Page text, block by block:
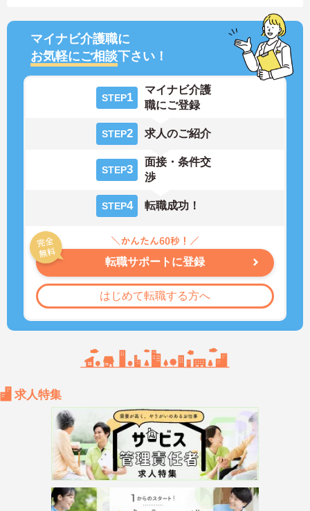
マイナビ介護職に
お気軽にご相談下さい！
STEP1
マイナビ介護
職にご登録
STEP2 求人のご紹介
STEP3
面接・条件交
渉
STEP4 転職成功！
転職サポートに登録
はじめて転職する方へ
求人特集